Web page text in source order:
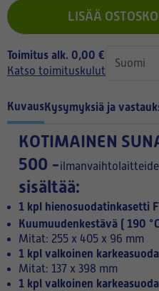
LISÄÄ
Toimitus alk. 0,00 €
Katso toimituskulut
KuvausKysymyksiä ja
KOTIMAINEN
500 -
sisältää:
1 kpl hienosuodatinkasetti
Kuumuudenkestävä ( 190
Mitat: 255 x 405 x 96 mm
1 kpl valkoinen
Mitat: 137 x 398 mm
1 kpl valkoinen